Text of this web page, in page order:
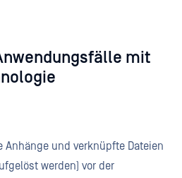
mit
Anhänge und verknüpfte Dateien
werden) vor der